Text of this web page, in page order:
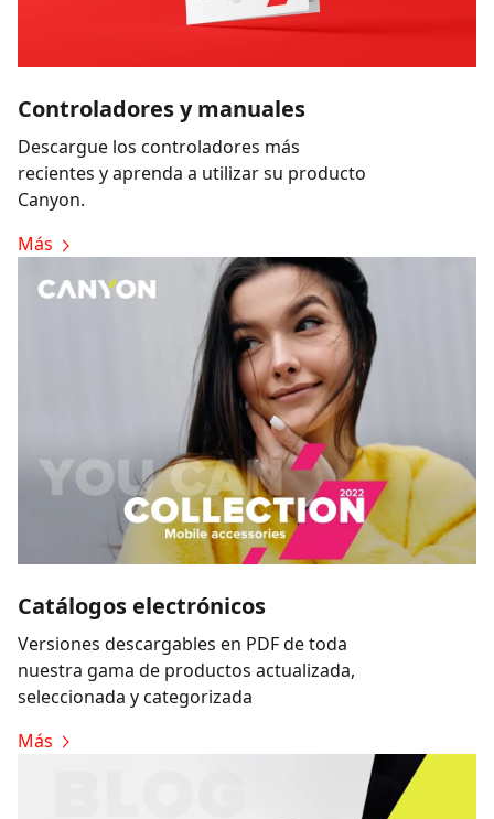
Controladores y manuales
Descargue los controladores más
recientes y aprenda a utilizar su producto
Canyon.
Más
Catálogos electrónicos
Versiones descargables en PDF de toda
nuestra gama de productos actualizada,
seleccionada y categorizada
Más